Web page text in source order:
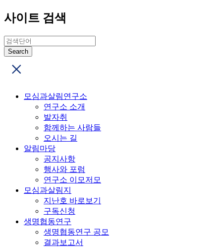
사이트 검색
모심과살림연구소
연구소 소개
발자취
함께하는 사람들
오시는 길
알림마당
공지사항
행사와 포럼
연구소 이모저모
모심과살림지
지난호 바로보기
구독신청
생명협동연구
생명협동연구 공모
결과보고서